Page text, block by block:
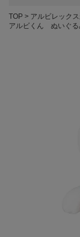
TOP アルビレック
アルビくん ぬいぐる